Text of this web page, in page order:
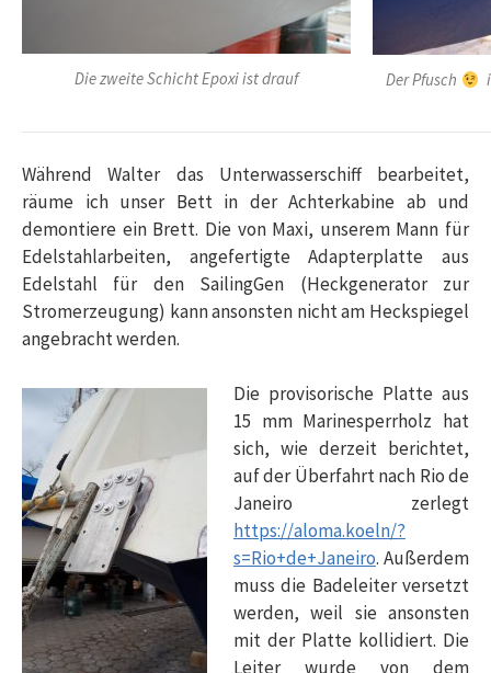
Die zweite Schicht Epoxi ist drauf Der Pfusch
Während Walter das Unterwasserschiff bearbeitet,
räume ich unser Bett in der Achterkabine ab und
demontiere ein Brett. Die von Maxi, unserem Mann für
Edelstahlarbeiten, angefertigte Adapterplatte aus
Edelstahl für den SailingGen (Heckgenerator zur
Stromerzeugung) kann ansonsten nicht am Heckspiegel
angebracht werden.
Die provisorische Platte aus
15 mm Marinesperrholz hat
sich, wie derzeit berichtet,
auf der Überfahrt nach Rio de
Janeiro zerlegt
https://aloma.koeln/?
s=Rio+de+Janeiro. Außerdem
muss die Badeleiter versetzt
werden, weil sie ansonsten
mit der Platte kollidiert. Die
Leiter wurde von dem